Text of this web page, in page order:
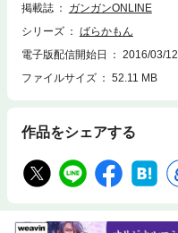
掲載誌
ガンガンONLINE
シリーズ
ばらかもん
電子版配信開始日
2016/03/12
ファイルサイズ
52.11 MB
作品をシェアする